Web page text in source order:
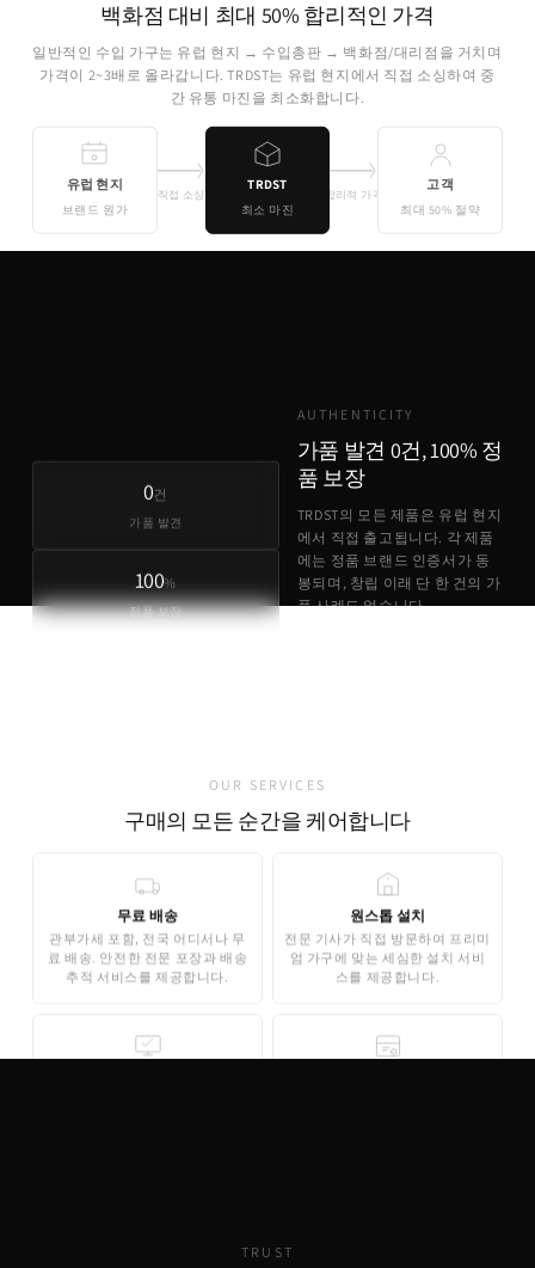
백화점 대비 최대 50% 합리적인 가격
일반적인 수입 가구는 유럽 현지 → 수입총판 → 백화점/대리점을 거치며
가격이 2~3배로 올라갑니다. TRDST는 유럽 현지에서 직접 소싱하여 중
간 유통 마진을 최소화합니다.
유럽 현지
브랜드 원가
직접 소싱
TRDST
최소 마진
합리적 가격
고객
최대 50% 절약
AUTHENTICITY
가품 발견 0건, 100% 정
품 보장
TRDST의 모든 제품은 유럽 현지
에서 직접 출고됩니다. 각 제품
에는 정품 브랜드 인증서가 동
봉되며, 창립 이래 단 한 건의 가
품 사례도 없습니다.
0건
가품 발견
100%
정품 보장
OUR SERVICES
구매의 모든 순간을 케어합니다
무료 배송
관부가세 포함, 전국 어디서나 무
료 배송. 안전한 전문 포장과 배송
추적 서비스를 제공합니다.
원스톱 설치
전문 기사가 직접 방문하여 프리미
엄 가구에 맞는 세심한 설치 서비
스를 제공합니다.
TRUST